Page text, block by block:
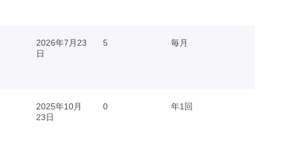
2026年7月23
日
5 毎月
2025年10月
23日
0 年1回